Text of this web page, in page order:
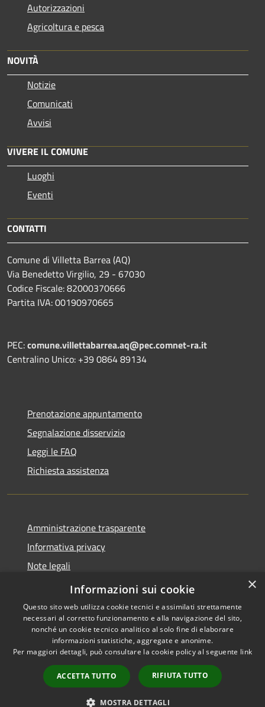
Autorizzazioni
Agricoltura e pesca
NOVITÀ
Notizie
Comunicati
Avvisi
VIVERE IL COMUNE
Luoghi
Eventi
CONTATTI
Comune di Villetta Barrea (AQ)
Via Benedetto Virgilio, 29 - 67030
Codice Fiscale: 82000370666
Partita IVA: 00190970665
PEC:comune.villettabarrea.aq@pec.comnet-ra.it
Centralino Unico: +39 0864 89134
Prenotazione appuntamento
Segnalazione disservizio
Leggi le FAQ
Richiesta assistenza
Amministrazione trasparente
Informativa privacy
Note legali
Dichiarazione di accessibilità
Accessibilità
Copyright © 2026 • Comune di
Villetta Barrea • Powered by
Municipium•
Accesso
redazione
×
Informazioni sui cookie
Questo sito web utilizza cookie tecnici e assimilati strettamente
necessari al corretto funzionamento e alla navigazione del sito,
nonché un cookie tecnico analitico al solo fine di elaborare
informazioni statistiche, aggregate e anonime.
Per maggiori dettagli, può consultare la cookie policy al seguente link
ACCETTA TUTTO RIFIUTA TUTTO
MOSTRA DETTAGLI